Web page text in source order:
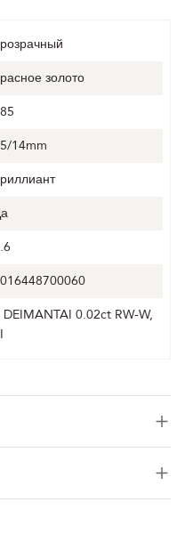
золото
14mm
DEIMANTAI 0.02ct RW-W,